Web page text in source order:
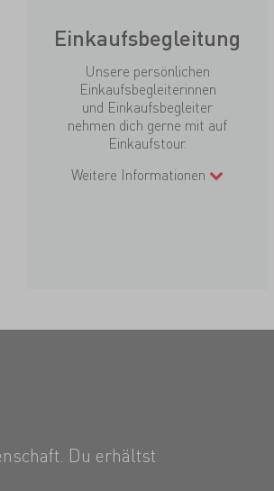
Einkaufsbegleitung
Unsere persönlichen
Einkaufsbegleiterinnen
und Einkaufsbegleiter
nehmen dich gerne mit auf
Einkaufstour.
Weitere Informationen
Du erhältst